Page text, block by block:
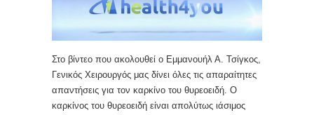
Στο βίντεο που ακολουθεί ο Εμμανουήλ Α. Τσίγκος,
Γενικός Χειρουργός μας δίνει όλες τις απαραίτητες
απαντήσεις για τον καρκίνο του θυρεοειδή. Ο
καρκίνος του θυρεοειδή είναι απολύτως ιάσιμος